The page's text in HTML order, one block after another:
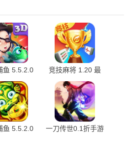
鱼 5.5.2.0
卓版
竞技麻将 1.20 最
新版
鱼 5.5.2.0
一刀传世0.1折手游